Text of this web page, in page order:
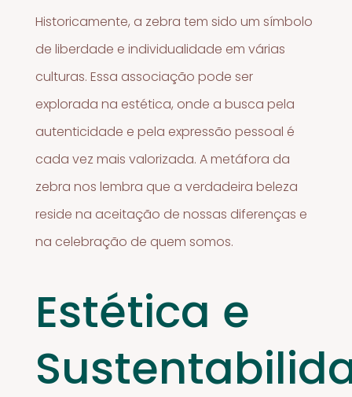
Historicamente, a zebra tem sido um símbolo
de liberdade e individualidade em várias
culturas. Essa associação pode ser
explorada na estética, onde a busca pela
autenticidade e pela expressão pessoal é
cada vez mais valorizada. A metáfora da
zebra nos lembra que a verdadeira beleza
reside na aceitação de nossas diferenças e
na celebração de quem somos.
Estética e